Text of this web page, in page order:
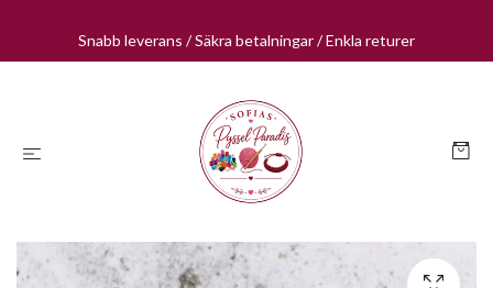
Snabb leverans / Säkra betalningar / Enkla returer